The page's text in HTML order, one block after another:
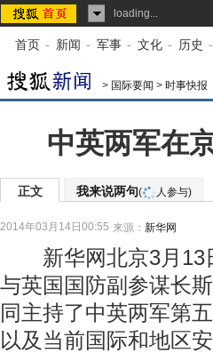
loading...
首页 - 新闻 - 军事 - 文化 - 历史 -
> 国际要闻 > 时事快报
中英两军在
正文 我来说两句( 人参与)
2014年03月14日00:55 来源： 新华网
新华网北京3月13
与英国国防副参谋长
同主持了中英两军第
以及当前国际和地区